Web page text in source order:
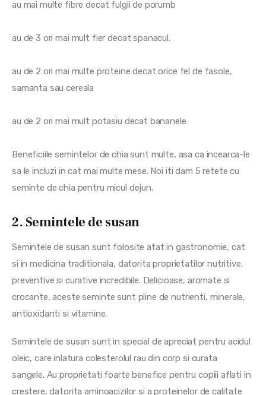
au mai multe fibre decat fulgii de porumb
au de 3 ori mai mult fier decat spanacul.
au de 2 ori mai multe proteine decat orice fel de fasole,
samanta sau cereala
au de 2 ori mai mult potasiu decat bananele
Beneficiile semintelor de chia sunt multe, asa ca incearca-le
sa le incluzi in cat mai multe mese. Noi iti dam 5 retete cu
seminte de chia pentru micul dejun.
2. Semintele de susan
Semintele de susan sunt folosite atat in gastronomie, cat
si in medicina traditionala, datorita proprietatilor nutritive,
preventive si curative incredibile. Delicioase, aromate si
crocante, aceste seminte sunt pline de nutrienti, minerale,
antioxidanti si vitamine.
Semintele de susan sunt in special de apreciat pentru acidul
oleic, care inlatura colesterolul rau din corp si curata
sangele. Au proprietati foarte benefice pentru copiii aflati in
crestere, datorita aminoacizilor si a proteinelor de calitate